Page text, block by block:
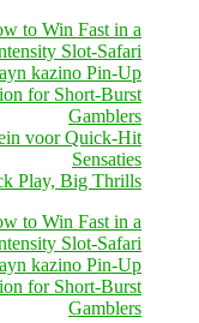
to Win Fast in a
Slot‑Safari
kazino Pin-Up
for Short‑Burst
Gamblers
voor Quick‑Hit
Sensaties
Play, Big Thrills
to Win Fast in a
Slot‑Safari
kazino Pin-Up
for Short‑Burst
Gamblers